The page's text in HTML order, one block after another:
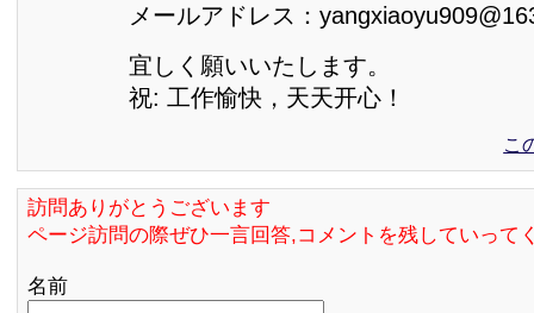
メールアドレス：
宜しく願いいたします。
祝: 工作愉快，天天开心！
こ
訪問ありがとうございます
ページ訪問の際ぜひ一言回答,コメントを残していって
名前